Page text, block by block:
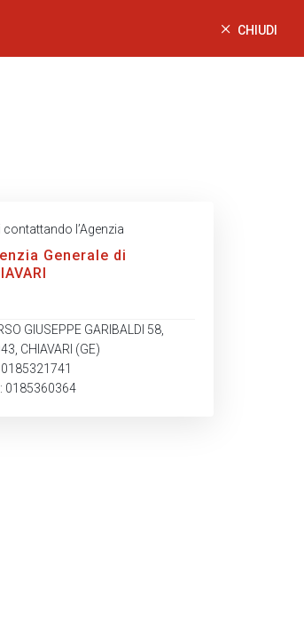
CHIUDI
contattando l’Agenzia
Generale di
GIUSEPPE GARIBALDI 58,
CHIAVARI (GE)
0185321741
0185360364